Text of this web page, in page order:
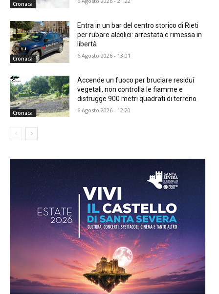
Cronaca
Cronaca
Entra in un bar del centro storico di Rieti
per rubare alcolici: arrestata e rimessa in
libertà
6 Agosto 2026 - 13:01
Cronaca
Accende un fuoco per bruciare residui
vegetali, non controlla le fiamme e
distrugge 900 metri quadrati di terreno
6 Agosto 2026 - 12:20